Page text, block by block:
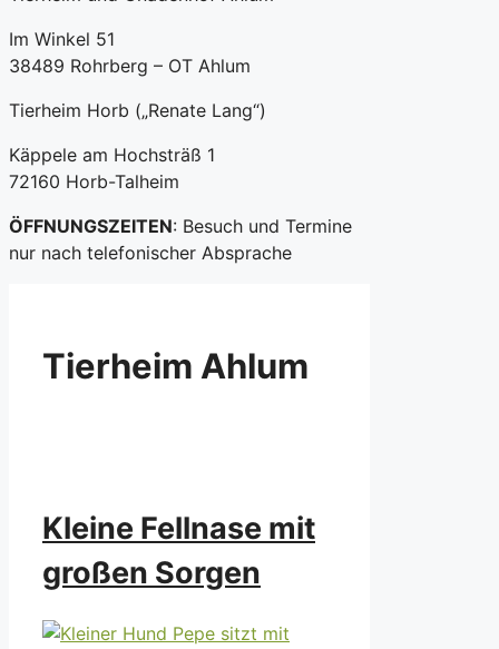
Im Winkel 51
38489 Rohrberg – OT Ahlum
Tierheim Horb („Renate Lang“)
Käppele am Hochsträß 1
72160 Horb-Talheim
ÖFFNUNGSZEITEN: Besuch und Termine
nur nach telefonischer Absprache
Tierheim Ahlum
Kleine Fellnase mit
großen Sorgen